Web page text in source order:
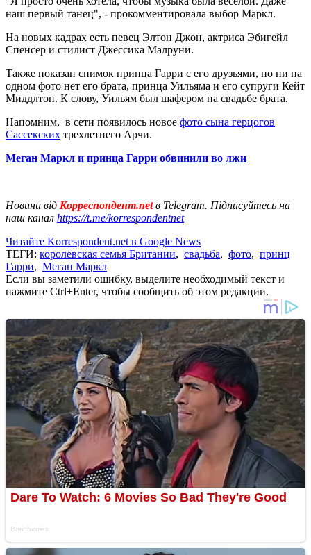
наш первый танец", - прокомментировала выбор Маркл.
На новых кадрах есть певец Элтон Джон, актриса Эбигейл
Спенсер и стилист Джессика Малруни.
Также показан снимок принца Гарри с его друзьями, но ни на
одном фото нет его брата, принца Уильяма и его супруги Кейт
Миддлтон. К слову, Уильям был шафером на свадьбе брата.
Напомним, в сети появилось новое фото сына герцогов
Сассекских трехлетнего Арчи.
Меган Маркл и принца Гарри обвинили во лжи
Новини від Корреспондент.netв Telegram. Підписуйтесь на
наш канал https://t.me/korrespondentnet
Читайте Korrespondent.net в Google News
ТЕГИ: королевская семья Британии, свадьба, фото, принц
Гарри, Меган Маркл
Если вы заметили ошибку, выделите необходимый текст и
нажмите Ctrl+Enter, чтобы сообщить об этом редакции.